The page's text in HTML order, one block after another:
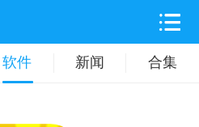
软件 新闻 合集